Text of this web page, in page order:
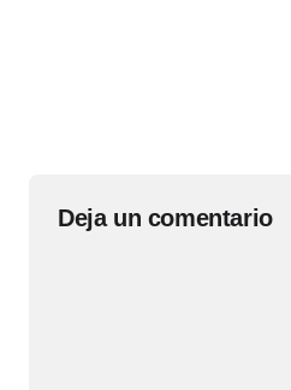
Deja un comentario